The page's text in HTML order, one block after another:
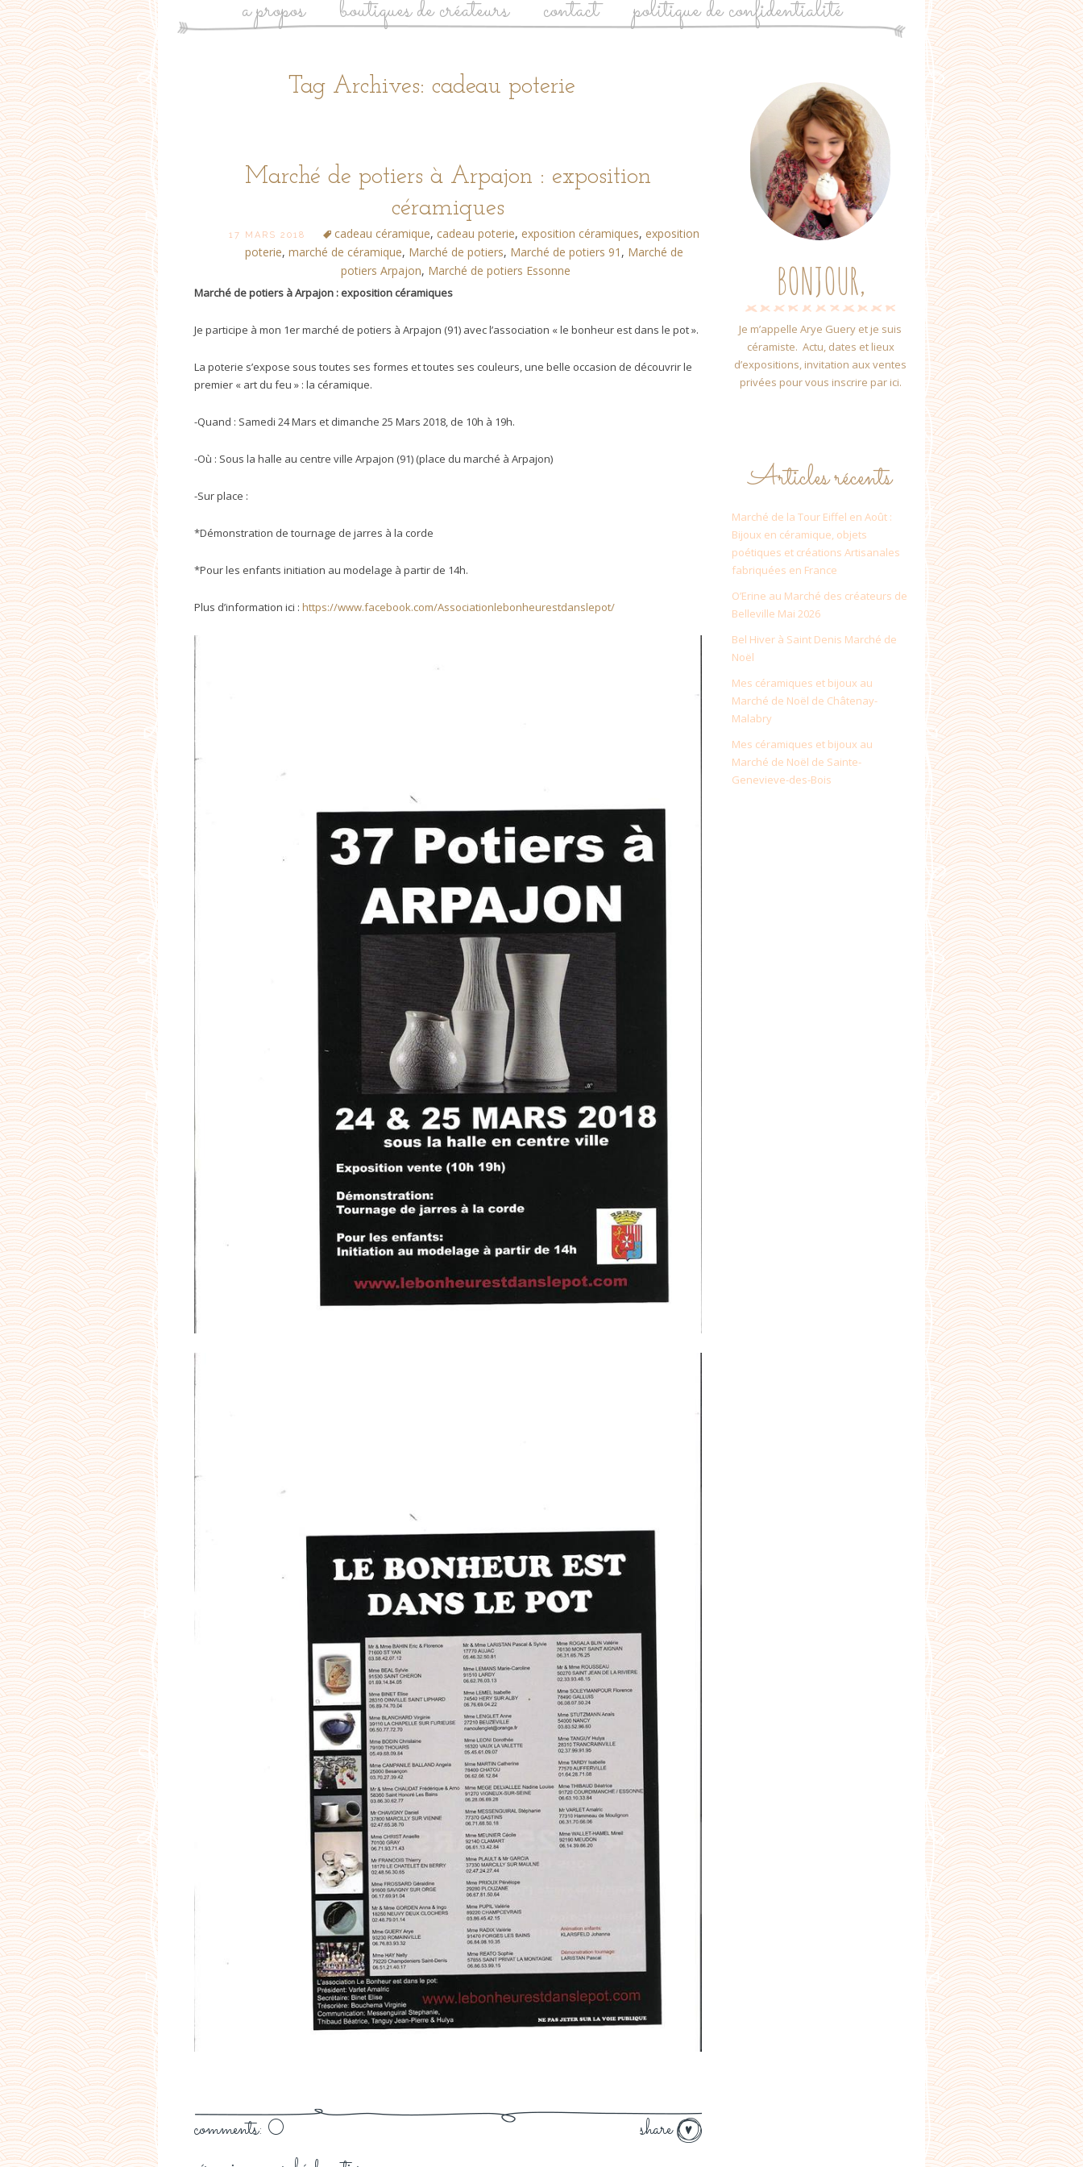
a propos boutiques de créateurs contact politique de confidentialité
Tag Archives: cadeau poterie
Marché de potiers à Arpajon : exposition
céramiques
17 MARS 2018 cadeau céramique, cadeau poterie, exposition céramiques, exposition
poterie, marché de céramique, Marché de potiers, Marché de potiers 91 , Marché de
potiers Arpajon, Marché de potiers Essonne
Marché de potiers à Arpajon : exposition céramiques
Je participe à mon 1er marché de potiers à Arpajon (91) avec l’association « le bonheur est dans le pot ».
La poterie s’expose sous toutes ses formes et toutes ses couleurs, une belle occasion de découvrir le
premier « art du feu » : la céramique.
-Quand : Samedi 24 Mars et dimanche 25 Mars 2018, de 10h à 19h.
-Où : Sous la halle au centre ville Arpajon (91) (place du marché à Arpajon)
-Sur place :
*Démonstration de tournage de jarres à la corde
*Pour les enfants initiation au modelage à partir de 14h.
Plus d’information ici : https://www.facebook.com/Associationlebonheurestdanslepot/
share
comments: 0
BONJOUR,
Je m’appelle Arye Guery et je suis
céramiste. Actu, dates et lieux
d’expositions, invitation aux ventes
privées pour vous inscrire par ici.
Articles récents
Marché de la Tour Eiffel en Août :
Bijoux en céramique, objets
poétiques et créations Artisanales
fabriquées en France
O’Erine au Marché des créateurs de
Belleville Mai 2026
Bel Hiver à Saint Denis Marché de
Noël
Mes céramiques et bijoux au
Marché de Noël de Châtenay-
Malabry
Mes céramiques et bijoux au
Marché de Noël de Sainte-
Genevieve-des-Bois